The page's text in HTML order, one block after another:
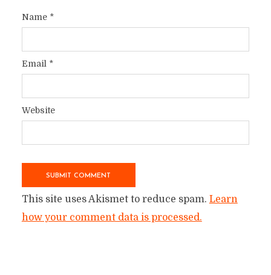
Name *
Email *
Website
This site uses Akismet to reduce spam. Learn
how your comment data is processed.